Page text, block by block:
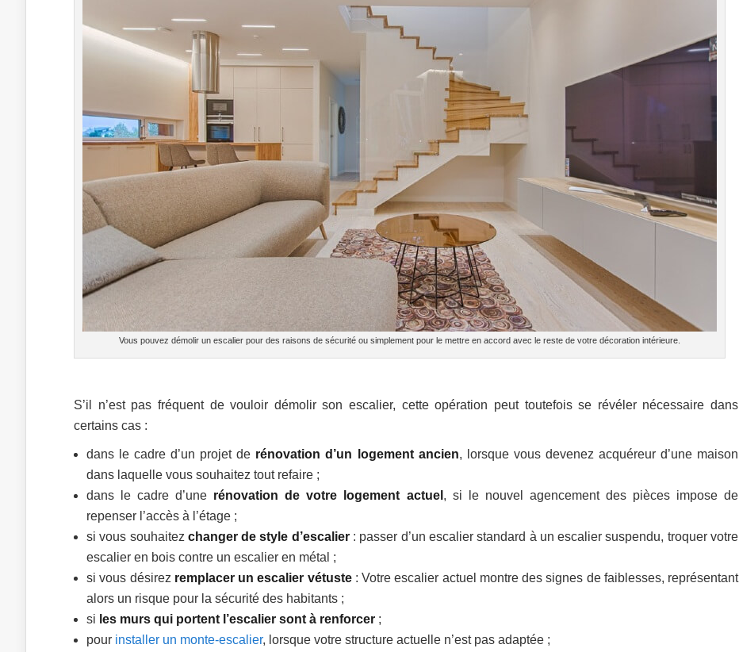
Vous pouvez démolir un escalier pour des raisons de sécurité ou simplement pour le mettre en accord avec le reste de votre décoration intérieure.
S’il n’est pas fréquent de vouloir démolir son escalier, cette opération peut toutefois se révéler nécessaire dans
certains cas :
dans le cadre d’un projet de rénovation d’un logement ancien, lorsque vous devenez acquéreur d’une maison
dans laquelle vous souhaitez tout refaire ;
dans le cadre d’une rénovation de votre logement actuel , si le nouvel agencement des pièces impose de
repenser l’accès à l’étage ;
si vous souhaitez changer de style d’escalier: passer d’un escalier standard à un escalier suspendu, troquer votre
escalier en bois contre un escalier en métal ;
si vous désirez remplacer un escalier vétuste: Votre escalier actuel montre des signes de faiblesses, représentant
alors un risque pour la sécurité des habitants ;
si les murs qui portent l’escalier sont à renforcer ;
pour installer un monte-escalier, lorsque votre structure actuelle n’est pas adaptée ;